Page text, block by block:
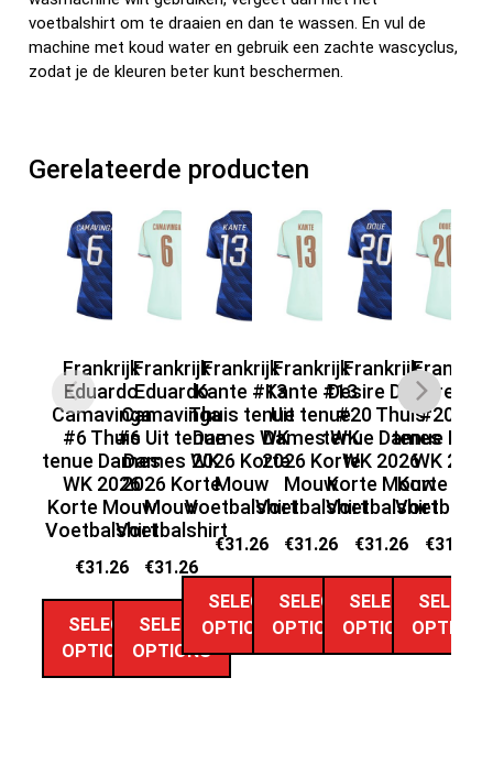
voetbalshirt om te draaien en dan te wassen. En vul de
machine met koud water en gebruik een zachte wascyclus,
zodat je de kleuren beter kunt beschermen.
Gerelateerde producten
Frankrijk
Eduardo
Camavinga
#6 Thuis
tenue Dames
WK 2026
Korte Mouw
Voetbalshirt
€31.26
SELECT
OPTIONS
Frankrijk
Eduardo
Camavinga
#6 Uit tenue
Dames WK
2026 Korte
Mouw
Voetbalshirt
€31.26
SELECT
OPTIONS
Frankrijk
Kante #13
Thuis tenue
Dames WK
2026 Korte
Mouw
Voetbalshirt
€31.26
SELECT
OPTIONS
Frankrijk
Kante #13
Uit tenue
Dames WK
2026 Korte
Mouw
Voetbalshirt
€31.26
SELECT
OPTIONS
Frankrijk
Desire Doue
#20 Thuis
tenue Dames
WK 2026
Korte Mouw
Voetbalshirt
€31.26
SELECT
OPTIONS
Frankrijk
Desire
#20 Uit
tenue
WK 2026
Korte
€31.26
SELECT
OPTIONS